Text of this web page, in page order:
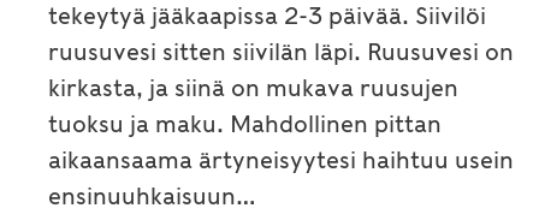
tekeytyä jääkaapissa 2-3 päivää. Siivilöi
ruusuvesi sitten siivilän läpi. Ruusuvesi on
kirkasta, ja siinä on mukava ruusujen
tuoksu ja maku. Mahdollinen pittan
aikaansaama ärtyneisyytesi haihtuu usein
ensinuuhkaisuun…